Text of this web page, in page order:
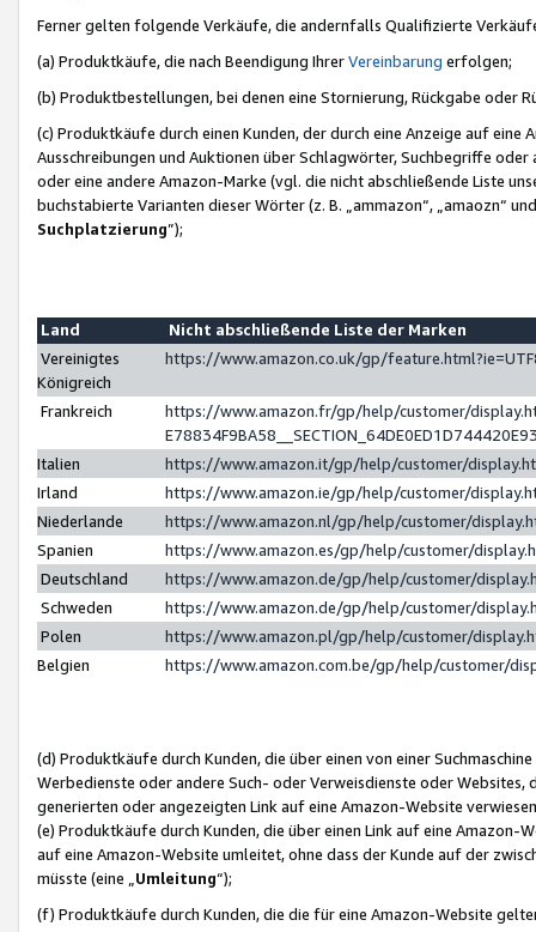
Ferner gelten folgende Verkäufe, die andernfalls Qualifizierte
(a) Produktkäufe, die nach Beendigung IhrerVereinbarung erfolgen;
(b) Produktbestellungen, bei denen eine Stornierung, Rückgabe oder
(c) Produktkäufe durch einen Kunden, der durch eine Anzeige auf
Ausschreibungen und Auktionen über Schlagwörter, Suchbegriffe
oder eine andere Amazon-Marke (vgl. die nicht abschließende Liste
buchstabierte Varianten dieser Wörter (z. B. „ammazon“, „amaozn“
Suchplatzierung”);
Land
Nicht abschließende Liste der Marken
Vereinigtes
Königreich
https://www.amazon.co.uk/gp/
Frankreich
https://www.amazon.fr/gp/help/customer/
Italien
https://www.amazon.it/gp/help/customer/
Irland
https://www.amazon.ie/gp/help/customer/
Niederlande
https://www.amazon.nl/gp/help/customer/
Spanien
https://www.amazon.es/gp/help/customer/
Deutschland
https://www.amazon.de/gp/help/customer/
Schweden
https://www.amazon.de/gp/help/customer/
Polen
https://www.amazon.pl/gp/help/customer/
Belgien
https://www.amazon.com.be/gp/help/customer/
(d) Produktkäufe durch Kunden, die über einen von einer
Werbedienste oder andere Such- oder Verweisdienste oder Websites,
generierten oder angezeigten Link auf eine Amazon-Website
(e) Produktkäufe durch Kunden, die über einen Link auf eine
auf eine Amazon-Website umleitet, ohne dass der Kunde auf der
müsste (eine „ Umleitung“);
(f) Produktkäufe durch Kunden, die die für eine Amazon-Website